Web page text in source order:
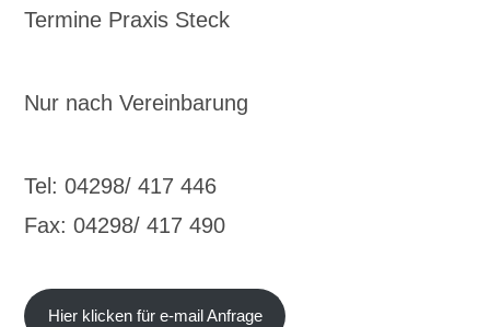
Termine Praxis Steck
Nur nach Vereinbarung
Tel: 04298/ 417 446
Fax: 04298/ 417 490
Hier klicken für e-mail Anfrage